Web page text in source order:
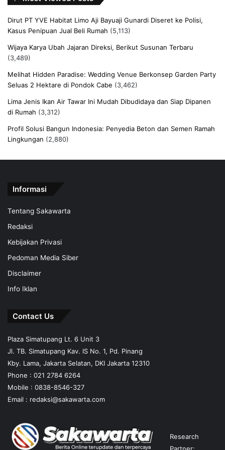
Dirut PT YVE Habitat Limo Aji Bayuaji Gunardi Diseret ke Polisi,
Kasus Penipuan Jual Beli Rumah (5,113)
Wijaya Karya Ubah Jajaran Direksi, Berikut Susunan Terbaru
(3,489)
Melihat Hidden Paradise: Wedding Venue Berkonsep Garden Party
Seluas 2 Hektare di Pondok Cabe (3,462)
Lima Jenis Ikan Air Tawar Ini Mudah Dibudidaya dan Siap Dipanen
di Rumah (3,312)
Profil Solusi Bangun Indonesia: Penyedia Beton dan Semen Ramah
Lingkungan (2,880)
Informasi
Tentang Sakawarta
Redaksi
Kebijakan Privasi
Pedoman Media Siber
Disclaimer
Info Iklan
Contact Us
Plaza Simatupang Lt. 6 Unit 3
Jl. TB. Simatupang Kav. IS No. 1, Pd. Pinang
Kby. Lama, Jakarta Selatan, DKI Jakarta 12310
Phone : 021 2784 6264
Mobile : 0838-8546-327
Email : redaksi@sakawarta.com
Research